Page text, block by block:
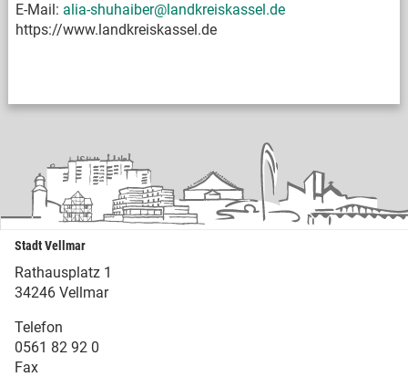
E-Mail: alia-shuhaiber@landkreiskassel.de
https://www.landkreiskassel.de
Stadt Vellmar
Rathausplatz 1
34246 Vellmar
Telefon
0561 82 92 0
Fax